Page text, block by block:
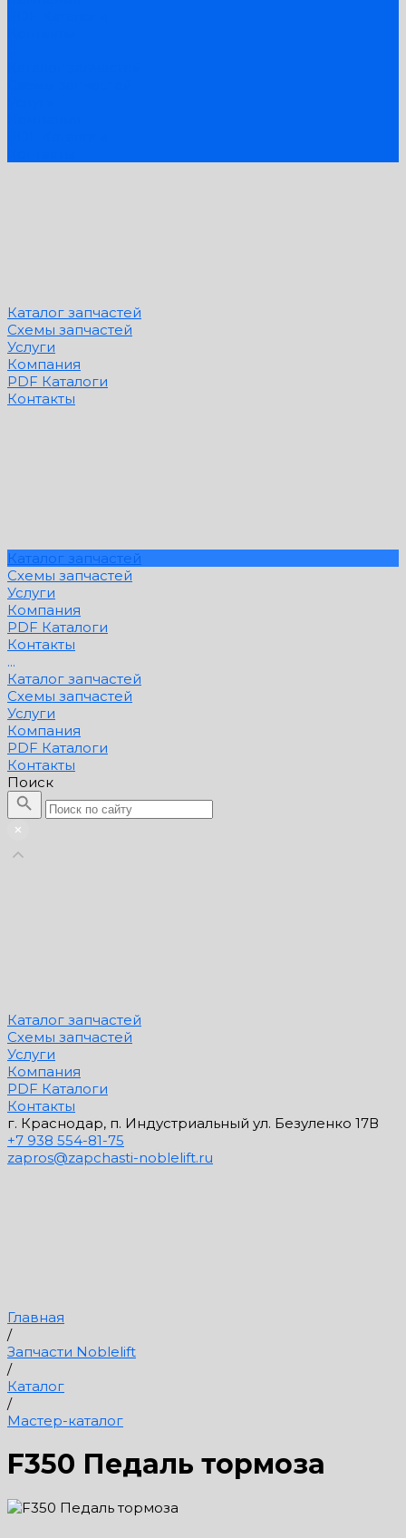
Каталог запчастей
Схемы запчастей
Услуги
Компания
PDF Каталоги
Контакты
Каталог запчастей
Схемы запчастей
Услуги
Компания
PDF Каталоги
Контакты
...
Каталог запчастей
Схемы запчастей
Услуги
Компания
PDF Каталоги
Контакты
Поиск
Каталог запчастей
Схемы запчастей
Услуги
Компания
PDF Каталоги
Контакты
г. Краснодар, п. Индустриальный ул. Безуленко 17В
+7 938 554-81-75
zapros@zapchasti-noblelift.ru
Главная
/
Запчасти Noblelift
/
Каталог
/
Мастер-каталог
F350 Педаль тормоза